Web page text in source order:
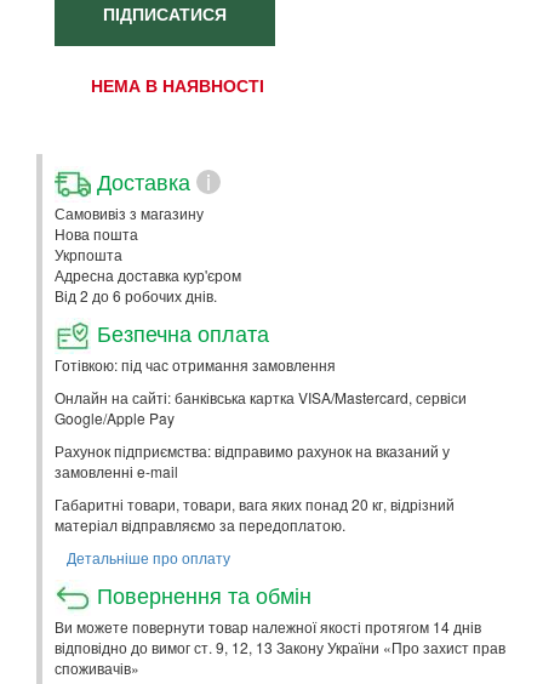
ПІДПИСАТИСЯ
НЕМА В НАЯВНОСТІ
Доставка i
Самовивіз з магазину
Нова пошта
Укрпошта
Адресна доставка кур'єром
Від 2 до 6 робочих днів.
Безпечна оплата
Готівкою: під час отримання замовлення
Онлайн на сайті: банківська картка VISA/Mastercard, сервіси
Google/Apple Pay
Рахунок підприємства: відправимо рахунок на вказаний у
замовленні e-mail
Габаритні товари, товари, вага яких понад 20 кг, відрізний
матеріал відправляємо за передоплатою.
Детальніше про оплату
Повернення та обмін
Ви можете повернути товар належної якості протягом 14 днів
відповідно до вимог ст. 9, 12, 13 Закону України «Про захист прав
споживачів»